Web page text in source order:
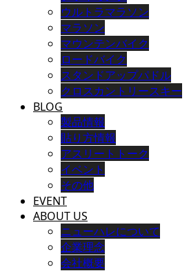
ウルトラマラソン
マラソン
マウンテンバイク
ロードバイク
スタンドアップパドル
クロスカントリースキー
BLOG
製品情報
貼り方情報
アスリートトーク
イベント
その他
EVENT
ABOUT US
ニューハレについて
企業理念
会社概要